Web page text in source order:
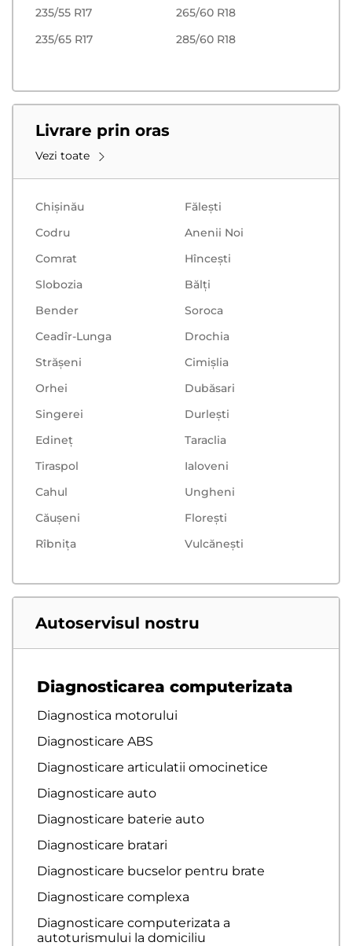
235/55 R17
235/65 R17
265/60 R18
285/60 R18
Livrare prin oras
Vezi toate
Chișinău
Făleşti
Codru
Anenii Noi
Comrat
Hînceşti
Slobozia
Bălţi
Bender
Soroca
Ceadîr-Lunga
Drochia
Strășeni
Cimișlia
Orhei
Dubăsari
Singerei
Durlești
Edineț
Taraclia
Tiraspol
Ialoveni
Cahul
Ungheni
Căușeni
Floreşti
Rîbnița
Vulcăneşti
Autoservisul nostru
Diagnosticarea computerizata
Diagnostica motorului
Diagnosticare ABS
Diagnosticare articulatii omocinetice
Diagnosticare auto
Diagnosticare baterie auto
Diagnosticare bratari
Diagnosticare bucselor pentru brate
Diagnosticare complexa
Diagnosticare computerizata a
autoturismului la domiciliu